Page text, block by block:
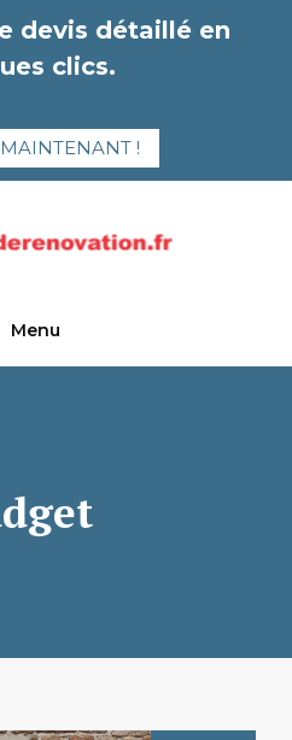
devis détaillé en
clics.
!
Menu